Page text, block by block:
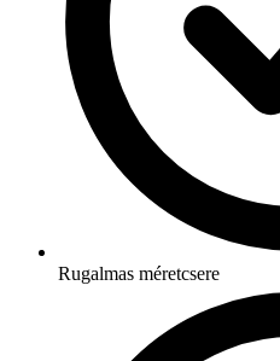
Rugalmas méretcsere